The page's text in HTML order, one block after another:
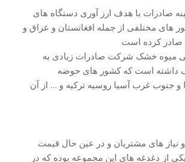
صادرات با هدف ارز آوری دستگاه های
های مختلفی از جمله افغانستان و عراق و
صادر کرده است
میوه خشک شرکت صادرات زیادی به
داشته است که کشور های حوضه
و جنوب غرب آسیا روسیه ترکیه و … از آن
نیاز های مشتریان و در عین حال قیمت
از دغدغه های این مجموعه بوده که در